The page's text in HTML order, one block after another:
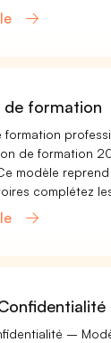
de formation
de formation
modèle
complétez
–